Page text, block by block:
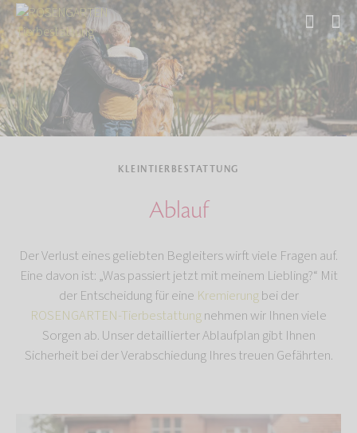
Start Tierbestattung Kleintierbestattung
KLEINTIERBESTATTUNG
Ablauf
Der Verlust eines geliebten Begleiters wirft viele Fragen auf.
Eine davon ist: „Was passiert jetzt mit meinem Liebling?“ Mit
der Entscheidung für eine Kremierungbei der
ROSENGARTEN-Tierbestattungnehmen wir Ihnen viele
Sorgen ab. Unser detaillierter Ablaufplan gibt Ihnen
Sicherheit bei der Verabschiedung Ihres treuen Gefährten.